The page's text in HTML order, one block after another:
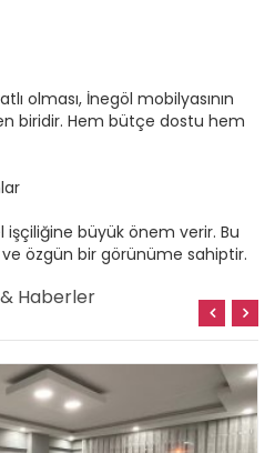
olması, İnegöl mobilyasının
biridir. Hem bütçe dostu hem
büyük önem verir. Bu
özgün bir görünüme sahiptir.
Haberler